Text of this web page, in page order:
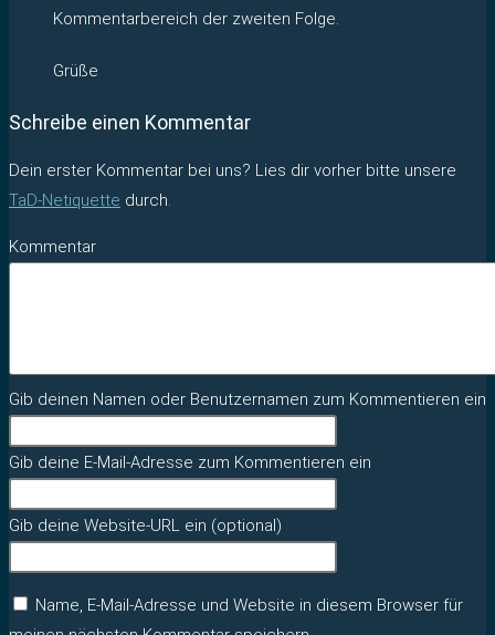
Kommentarbereich der zweiten Folge.
Grüße
Schreibe einen Kommentar
Dein erster Kommentar bei uns? Lies dir vorher bitte unsere
TaD-Netiquette durch.
Kommentar
Gib deinen Namen oder Benutzernamen zum Kommentieren ein
Gib deine E-Mail-Adresse zum Kommentieren ein
Gib deine Website-URL ein (optional)
Name, E-Mail-Adresse und Website in diesem Browser für